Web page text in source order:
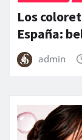
Los
España:
admin